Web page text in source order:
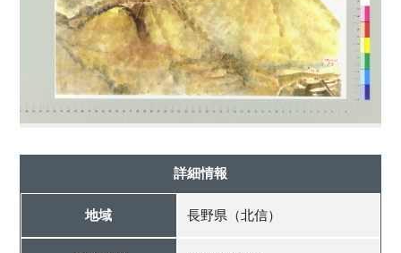
詳細情報
地域 長野県（北信）